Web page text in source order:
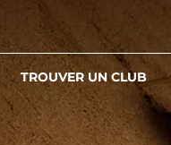
TROUVER UN CLUB